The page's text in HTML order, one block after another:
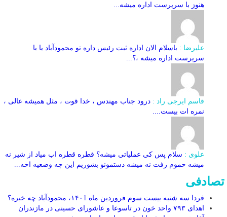
هنوز با سرپرست اداره‌ میشه...
علیرضا : باسلام الان اداره ثبت رئیس داره تو محمودآباد یا با
سرپرست اداره میشه ،؟...
قاسم ایرجی راد : درود جناب مهندس ، خدا قوت ، مثل همیشه عالی ،
نمره ات بیست....
علوی : سلام پس کی عملیاتی میشه؟ قطره قطره اب میاد از شیر نه
میشه حموم رفت نه میشه دستمونو بشوریم این چه وضعیه اخه...
تصادفی
فردا سه شنبه بیست سوم فروردین ماه ۱۴۰1، محمودآباد چه خبره؟
اهدای ۷۹۳ واحد خون در تاسوعا و عاشورای حسینی در مازندران